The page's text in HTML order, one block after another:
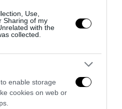
Use,
Sharing of my
with the
collected.
enable storage
cookies on web or
2026